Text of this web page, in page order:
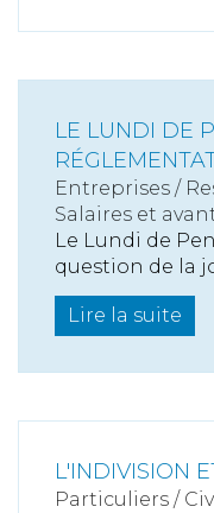
LE LUNDI DE
Entreprises /
Salaires et
Le Lundi de
question de la
Lire la suite
L'INDIVISION
Particuliers /